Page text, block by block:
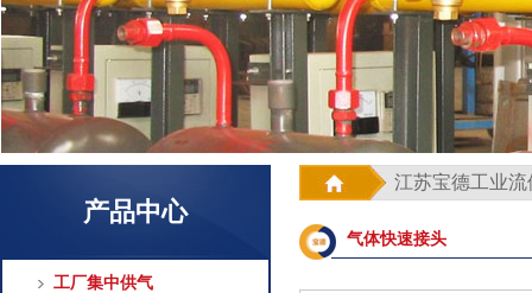
产品中心
工厂集中供气
江苏宝德工业
气体快速接头